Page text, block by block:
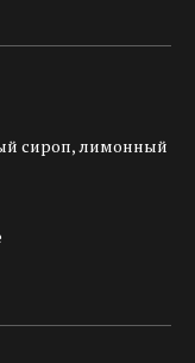
сироп, лимонный